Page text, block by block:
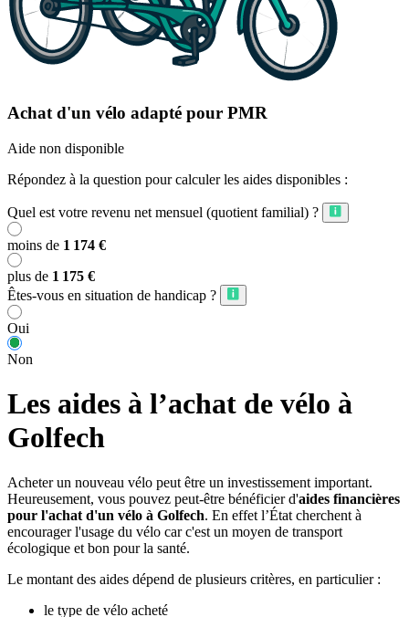
Achat d'un vélo adapté pour PMR
Aide non disponible
Répondez à la question pour calculer les aides disponibles :
Quel est votre revenu net mensuel (quotient familial) ?
moins de 1 174 €
plus de 1 175 €
Êtes-vous en situation de handicap ?
Oui
Non
Les aides à l’achat de vélo à
Golfech
Acheter un nouveau vélo peut être un investissement important.
Heureusement, vous pouvez peut-être bénéficier d'aides financières
pour l'achat d'un vélo à Golfech. En effet l’État cherchent à
encourager l'usage du vélo car c'est un moyen de transport
écologique et bon pour la santé.
Le montant des aides dépend de plusieurs critères, en particulier :
le type de vélo acheté